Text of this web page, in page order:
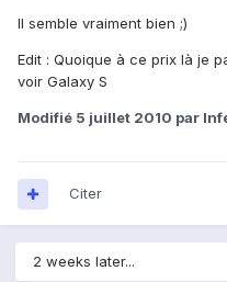
Il semble vraiment bien ;)
Edit : Quoique à ce prix là je
voir Galaxy S
Modifié 5 juillet 2010 par
Citer
2 weeks later...